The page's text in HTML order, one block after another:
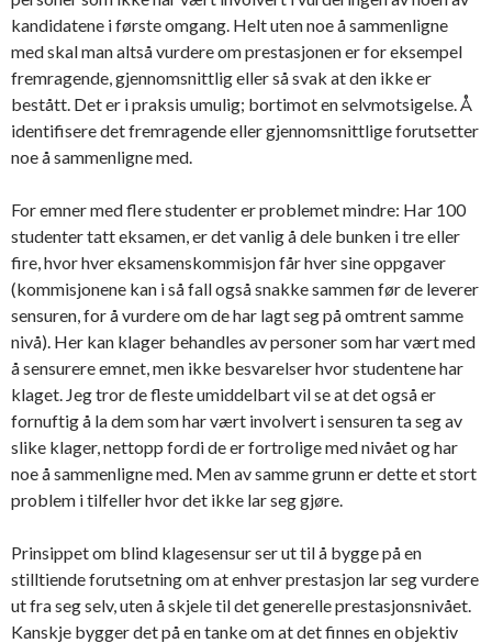
kandidatene i første omgang. Helt uten noe å sammenligne
med skal man altså vurdere om prestasjonen er for eksempel
fremragende, gjennomsnittlig eller så svak at den ikke er
bestått. Det er i praksis umulig; bortimot en selvmotsigelse. Å
identifisere det fremragende eller gjennomsnittlige forutsetter
noe å sammenligne med.
For emner med flere studenter er problemet mindre: Har 100
studenter tatt eksamen, er det vanlig å dele bunken i tre eller
fire, hvor hver eksamenskommisjon får hver sine oppgaver
(kommisjonene kan i så fall også snakke sammen før de leverer
sensuren, for å vurdere om de har lagt seg på omtrent samme
nivå). Her kan klager behandles av personer som har vært med
å sensurere emnet, men ikke besvarelser hvor studentene har
klaget. Jeg tror de fleste umiddelbart vil se at det også er
fornuftig å la dem som har vært involvert i sensuren ta seg av
slike klager, nettopp fordi de er fortrolige med nivået og har
noe å sammenligne med. Men av samme grunn er dette et stort
problem i tilfeller hvor det ikke lar seg gjøre.
Prinsippet om blind klagesensur ser ut til å bygge på en
stilltiende forutsetning om at enhver prestasjon lar seg vurdere
ut fra seg selv, uten å skjele til det generelle prestasjonsnivået.
Kanskje bygger det på en tanke om at det finnes en objektiv